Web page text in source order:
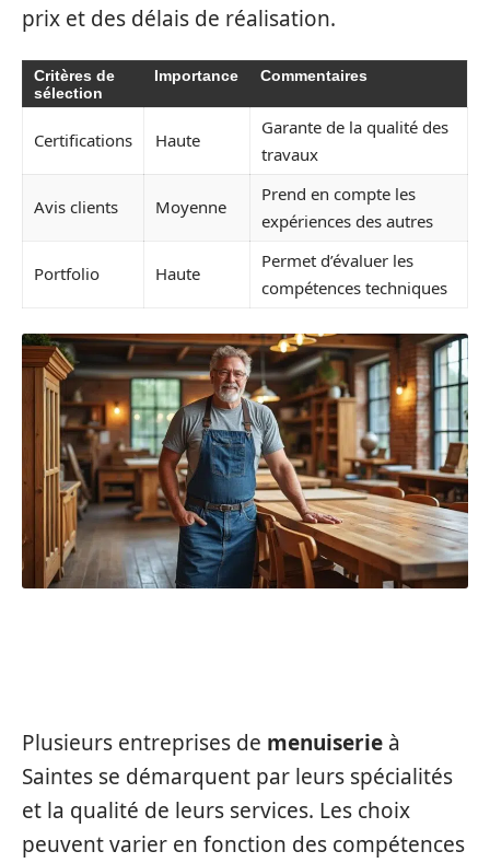
prix et des délais de réalisation.
Critères de
sélection
Importance Commentaires
Certifications Haute
Garante de la qualité des
travaux
Avis clients Moyenne
Prend en compte les
expériences des autres
Portfolio Haute
Permet d’évaluer les
compétences techniques
Plusieurs entreprises de menuiserie à
Saintes se démarquent par leurs spécialités
et la qualité de leurs services. Les choix
peuvent varier en fonction des compétences